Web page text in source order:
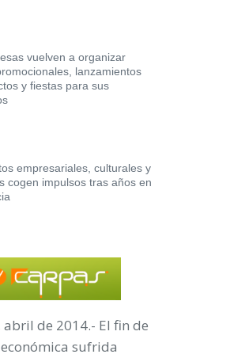
vuelven a organizar
lanzamientos
y fiestas para sus
empresariales, culturales y
cogen impulsos tras años en
de 2014.- El fin de
sufrida